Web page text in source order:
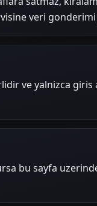
veri gonderimi
ve yalnizca
bu sayfa